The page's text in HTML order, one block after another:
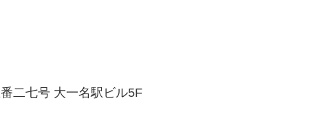
二七号 大一名駅ビル5F